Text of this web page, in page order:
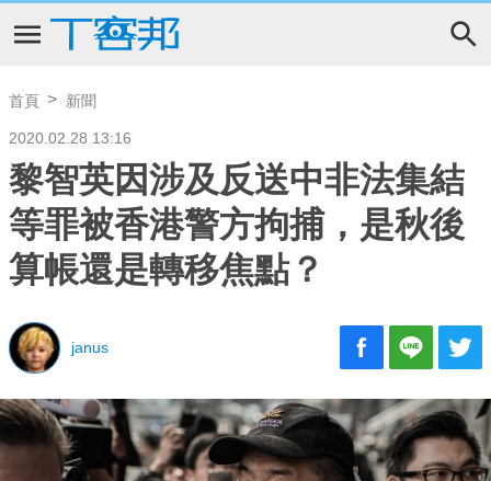
首頁 新聞
2020.02.28 13:16
黎智英因涉及反送中非法集結
等罪被香港警方拘捕，是秋後
算帳還是轉移焦點？
janus